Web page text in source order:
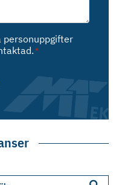
personuppgifter
*